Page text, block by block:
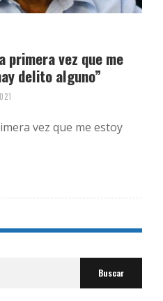
primera vez que me
delito alguno”
vez que me estoy